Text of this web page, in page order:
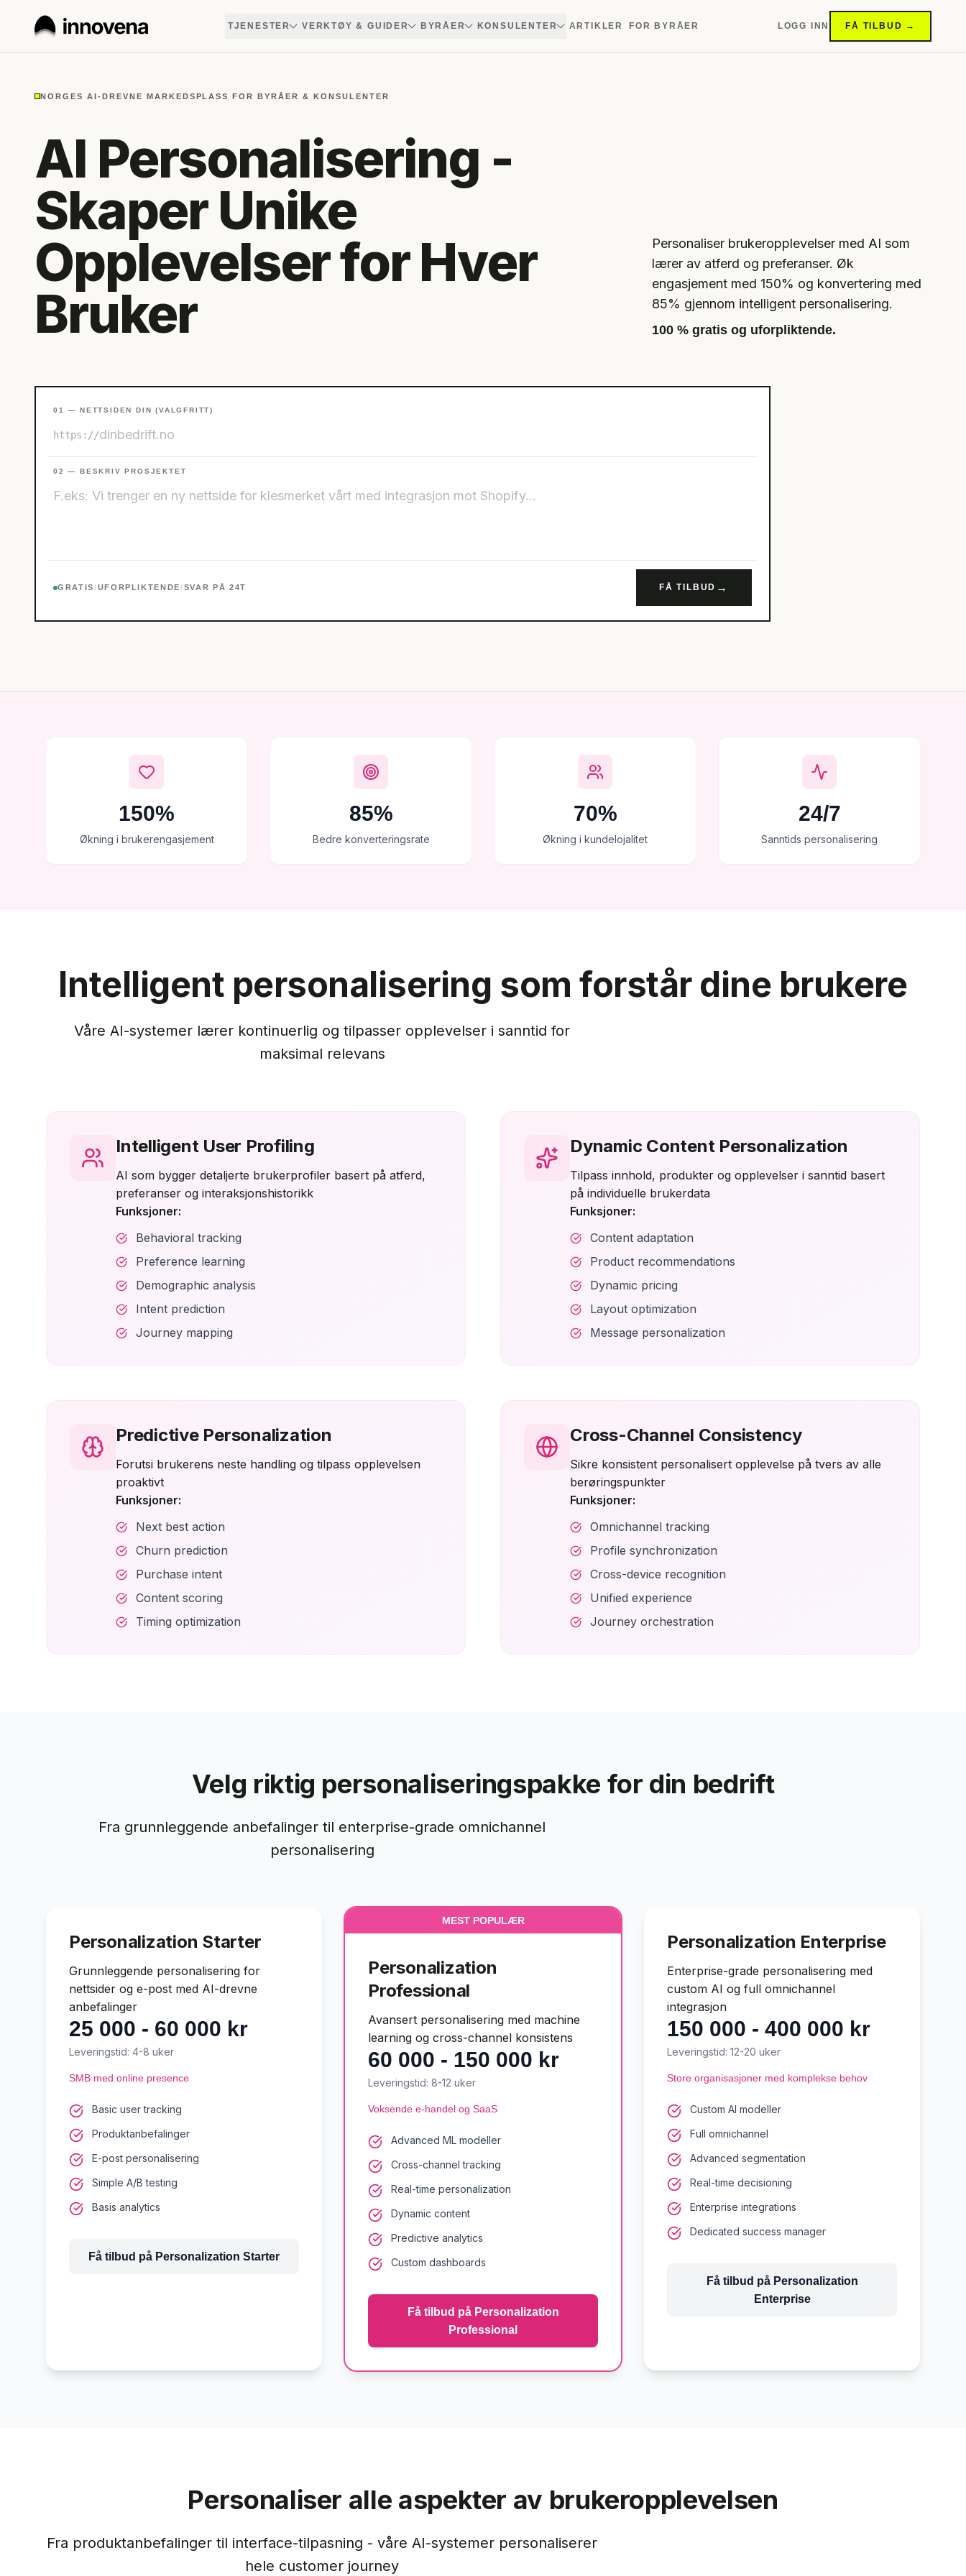
TJENESTER VERKTØY & GUIDER BYRÅER KONSULENTER ARTIKLER FOR BYRÅER LOGG INN FÅ TILBUD →
NORGES AI-DREVNE MARKEDSPLASS FOR BYRÅER & KONSULENTER
AI Personalisering -
Skaper Unike
Opplevelser for Hver
Bruker
Personaliser brukeropplevelser med AI som
lærer av atferd og preferanser. Øk
engasjement med 150% og konvertering med
85% gjennom intelligent personalisering.
100 % gratis og uforpliktende.
01 — NETTSIDEN DIN (VALGFRITT)
https://
02 — BESKRIV PROSJEKTET
GRATIS/UFORPLIKTENDE/SVAR PÅ 24T FÅ TILBUD →
150%
Økning i brukerengasjement
85%
Bedre konverteringsrate
70%
Økning i kundelojalitet
24/7
Sanntids personalisering
Intelligent personalisering som forstår dine brukere
Våre AI-systemer lærer kontinuerlig og tilpasser opplevelser i sanntid for
maksimal relevans
Intelligent User Profiling
AI som bygger detaljerte brukerprofiler basert på atferd,
preferanser og interaksjonshistorikk
Funksjoner:
Behavioral tracking
Preference learning
Demographic analysis
Intent prediction
Journey mapping
Dynamic Content Personalization
Tilpass innhold, produkter og opplevelser i sanntid basert
på individuelle brukerdata
Funksjoner:
Content adaptation
Product recommendations
Dynamic pricing
Layout optimization
Message personalization
Predictive Personalization
Forutsi brukerens neste handling og tilpass opplevelsen
proaktivt
Funksjoner:
Next best action
Churn prediction
Purchase intent
Content scoring
Timing optimization
Cross-Channel Consistency
Sikre konsistent personalisert opplevelse på tvers av alle
berøringspunkter
Funksjoner:
Omnichannel tracking
Profile synchronization
Cross-device recognition
Unified experience
Journey orchestration
Velg riktig personaliseringspakke for din bedrift
Fra grunnleggende anbefalinger til enterprise-grade omnichannel
personalisering
Personalization Starter
Grunnleggende personalisering for
nettsider og e-post med AI-drevne
anbefalinger
25 000 - 60 000 kr
Leveringstid: 4-8 uker
SMB med online presence
Basic user tracking
Produktanbefalinger
E-post personalisering
Simple A/B testing
Basis analytics
Få tilbud på Personalization Starter
MEST POPULÆR
Personalization
Professional
Avansert personalisering med machine
learning og cross-channel konsistens
60 000 - 150 000 kr
Leveringstid: 8-12 uker
Voksende e-handel og SaaS
Advanced ML modeller
Cross-channel tracking
Real-time personalization
Dynamic content
Predictive analytics
Custom dashboards
Få tilbud på Personalization
Professional
Personalization Enterprise
Enterprise-grade personalisering med
custom AI og full omnichannel
integrasjon
150 000 - 400 000 kr
Leveringstid: 12-20 uker
Store organisasjoner med komplekse behov
Custom AI modeller
Full omnichannel
Advanced segmentation
Real-time decisioning
Enterprise integrations
Dedicated success manager
Få tilbud på Personalization
Enterprise
Personaliser alle aspekter av brukeropplevelsen
Fra produktanbefalinger til interface-tilpasning - våre AI-systemer personaliserer
hele customer journey